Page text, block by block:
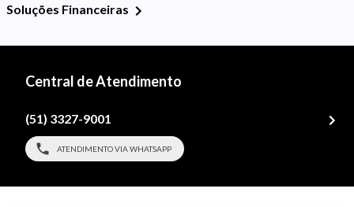
Soluções Financeiras
Central de Atendimento
(51) 3327-9001
ATENDIMENTO VIA WHATSAPP